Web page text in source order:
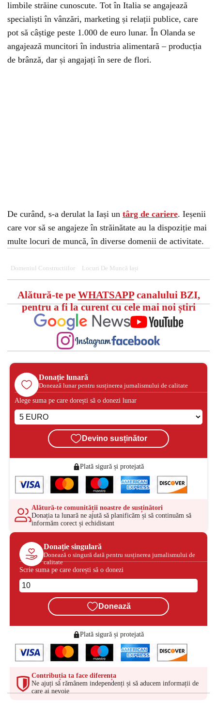
limbile străine cunoscute. Tot în Italia se angajează
specialiști în vânzări, marketing și relații publice, care
pot să câștige peste 1.000 de euro lunar. În Olanda se
angajează muncitori în industria alimentară – producția
de brânză, dar și angajați în sere de flori.
De curând, s-a derulat la Iași un târg de cariere. Ieșenii
care vor să se angajeze în străinătate au la dispoziție mai
multe locuri de muncă, în diverse domenii de activitate.
Domeniul Constructiilor Locuri De Muncă Iași
Alătură-te pe WHATSAPPcanalului BZI,
pentru a fi la curent cu cele mai noi știri
Donație lunară
Donează lunar pentru susținerea jurnalismului de calitate
Alege suma pe care dorești să o donezi lunar
Devino susținător
Plată sigură și protejată
Alătură-te comunității noastre de susținători
Donația ta lunară ne ajută să planificăm și să continuăm să
informăm corect și echidistant
Donație singulară
Donează o singură dată pentru susținerea jurnalismului de
calitate
Scrie suma pe care dorești să o donezi
Donează
Plată sigură și protejată
Contribuția ta face diferența
Ne ajuți să rămânem independenți și să aducem informații de
care ai nevoie